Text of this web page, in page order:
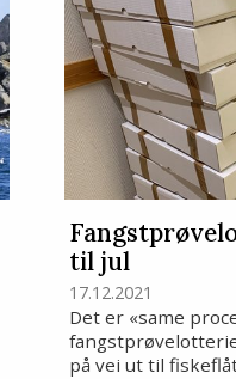
til jul
17.12.2021
Det er «same
på vei ut til